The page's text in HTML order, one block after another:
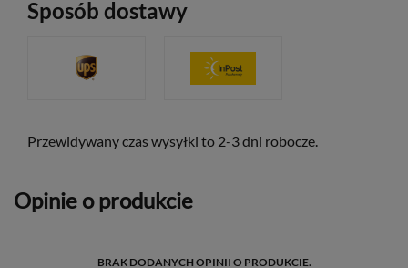
Sposób dostawy
Przewidywany czas wysyłki to 2-3 dni robocze.
Opinie o produkcie
BRAK DODANYCH OPINII O PRODUKCIE.